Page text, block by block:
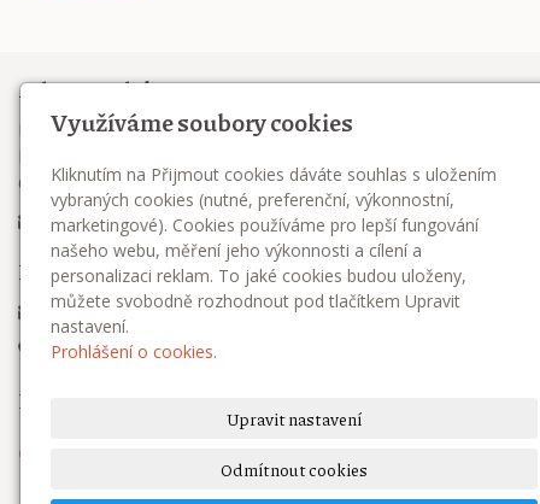
Adresa redakce
Extra Publishing
602 00 Brno
classicrock@epublishing.cz
Předplatné
predplatne@epublishing.cz
545 211 880(pondělí–čtvrtek, 8–16 hod.)
Najdete nás
Využíváme soubory cookies
Kliknutím na Přijmout cookies dáváte souhlas s uložením
vybraných cookies (nutné, preferenční, výkonnostní,
marketingové). Cookies používáme pro lepší fungování
našeho webu, měření jeho výkonnosti a cílení a
personalizaci reklam. To jaké cookies budou uloženy,
můžete svobodně rozhodnout pod tlačítkem Upravit
nastavení.
Prohlášení o cookies.
Upravit nastavení
Odmítnout cookies